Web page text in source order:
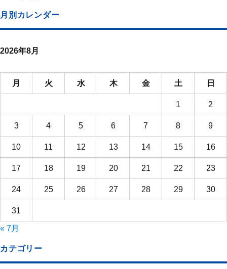
月別カレンダー
2026年8月
月 火 水 木 金 土 日
1 2
3 4 5 6 7 8 9
10 11 12 13 14 15 16
17 18 19 20 21 22 23
24 25 26 27 28 29 30
31
« 7月
カテゴリー